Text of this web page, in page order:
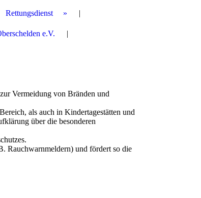
Rettungsdienst
e.V.
Vermeidung von Bränden und
als auch in Kindertagestätten und
über die besonderen
Rauchwarnmeldern) und fördert so die